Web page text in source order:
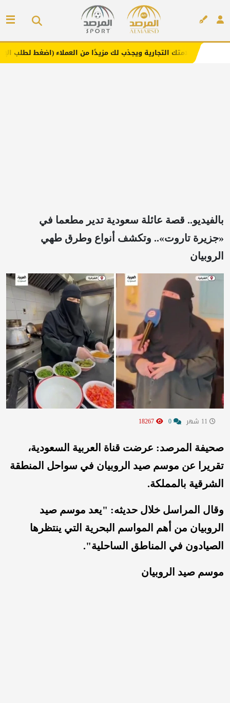
ويجذب لك مزيدًا من العملاء (اضغط لطلب الإعلان)
بالفيديو.. قصة عائلة سعودية تدير مطعما في
«جزيرة تاروت».. وتكشف أنواع وطرق طهي
الروبيان
صحيفة المرصد: عرضت قناة العربية السعودية،
تقريرا عن موسم صيد الروبيان في سواحل المنطقة
الشرقية بالمملكة.
وقال المراسل خلال حديثه: "يعد موسم صيد
الروبيان من أهم المواسم البحرية التي ينتظرها
الصيادون في المناطق الساحلية".
موسم صيد الروبيان